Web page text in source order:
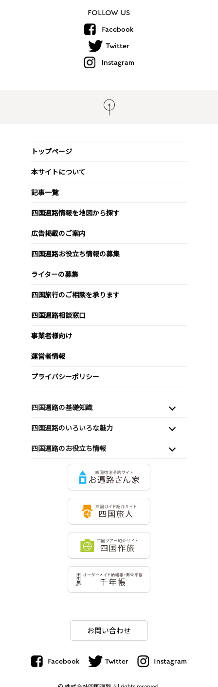
FOLLOW US
Facebook
Twitter
Instagram
トップページ
本サイトについて
記事一覧
四国遍路情報を地図から探す
広告掲載のご案内
四国遍路お役立ち情報の募集
ライターの募集
四国旅行のご相談を承ります
四国遍路相談窓口
事業者様向け
運営者情報
プライバシーポリシー
四国遍路の基礎知識
四国遍路のいろいろな魅力
四国遍路のお役立ち情報
お問い合わせ
Facebook Twitter Instagram